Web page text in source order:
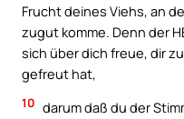
Frucht deines Viehs, an
zugut komme. Denn der
sich über dich freue, dir
gefreut hat,
10 darum daß du der